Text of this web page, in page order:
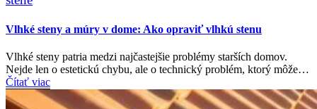
Vlhké steny a múry v dome: Ako opraviť vlhkú stenu
Vlhké steny patria medzi najčastejšie problémy starších domov.
Nejde len o estetickú chybu, ale o technický problém, ktorý môže…
Čítať viac